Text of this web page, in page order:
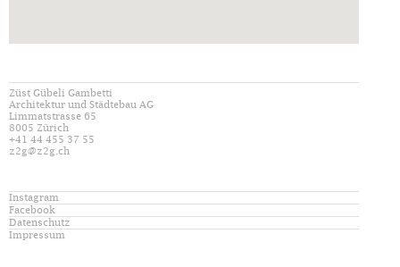
Züst Gübeli Gambetti
Architektur und Städtebau AG
Limmatstrasse 65
8005 Zürich
+41 44 455 37 55
z2g@z2g.ch
Instagram
Facebook
Datenschutz
Impressum